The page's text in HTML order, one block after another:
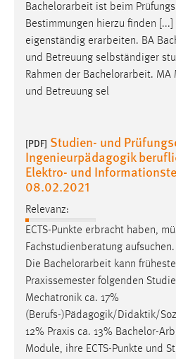
Bachelorarbeit ist beim
Bestimmungen hierzu finden
eigenständig erarbeiten. BA
und Betreuung selbständiger
Rahmen der Bachelorarbeit. MA
und Betreuung sel
[PDF] Studien- und
Ingenieurpädagogik
Elektro- und
08.02.2021
Relevanz:
ECTS-Punkte erbracht haben,
Fachstudienberatung
Die Bachelorarbeit kann
Praxissemester folgenden
Mechatronik ca. 17%
(Berufs-)Pädagogik/Didaktik/
12% Praxis ca. 13% Bachelor-
Module, ihre ECTS-Punkte und